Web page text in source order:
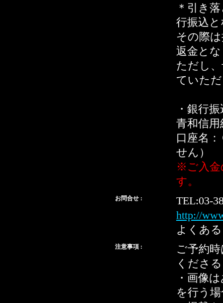
＊引き
行振込
その際
返金と
ただし
ていた
・銀行
青和信
口座名
せん）
※ご入金
す。
お問合せ :
TEL:03-
http://
よくあ
注意事項 :
ご予約
くださ
・画像
を行う